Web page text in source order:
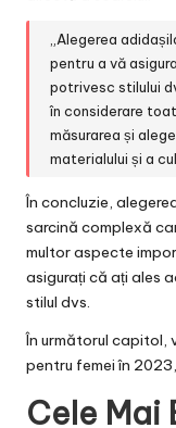
„Alegerea
pentru a vă
potrivesc stilului
în considerare
măsurarea și
materialului și a
În concluzie,
sarcină complexă
multor aspecte
asigurați că ați ales
stilul dvs.
În următorul capitol,
pentru femei în
Cele Mai